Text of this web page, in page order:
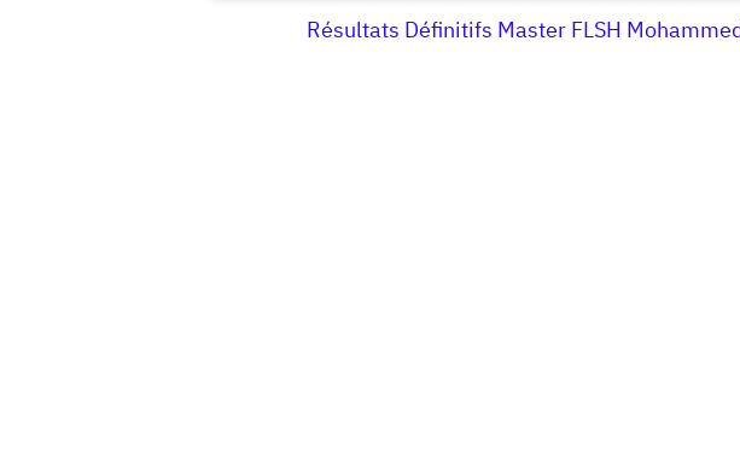
Résultats Définitifs Master FLSH